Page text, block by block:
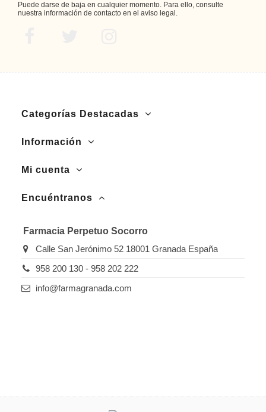
Puede darse de baja en cualquier momento. Para ello, consulte
nuestra información de contacto en el aviso legal.
Categorías Destacadas
Información
Mi cuenta
Encuéntranos
Farmacia Perpetuo Socorro
Calle San Jerónimo 52 18001 Granada España
958 200 130 - 958 202 222
info@farmagranada.com